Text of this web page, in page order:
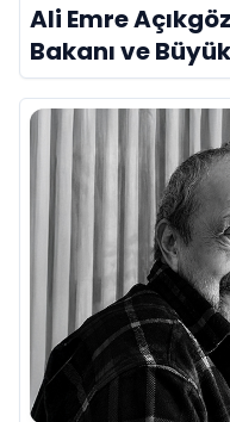
Ali Emre
Bakanı ve
Bir Araya Geldi